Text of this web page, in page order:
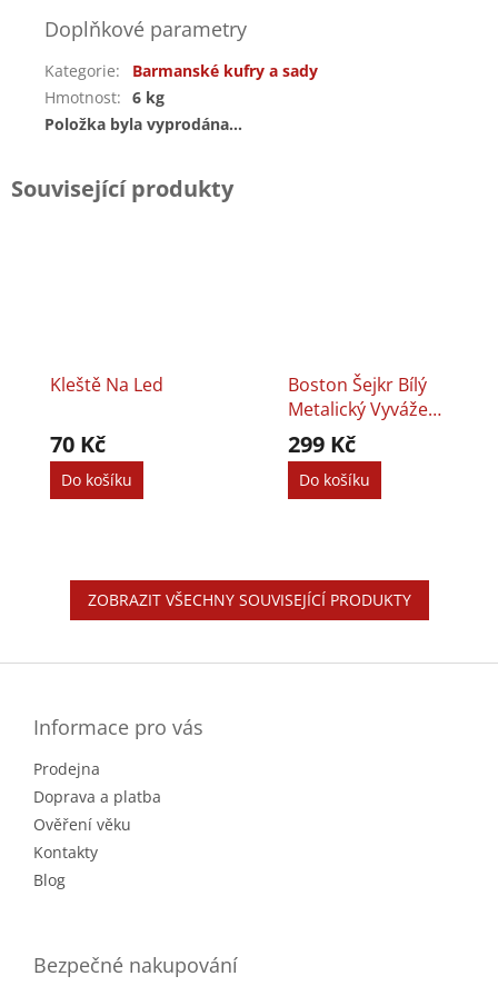
Doplňkové parametry
Kategorie:
Barmanské kufry a sady
Hmotnost: 6 kg
Položka byla vyprodána…
Související produkty
Kleště Na Led
70 Kč
Do košíku
Boston Šejkr Bílý
Metalický Vyvážený
0,8l
299 Kč
Do košíku
ZOBRAZIT VŠECHNY SOUVISEJÍCÍ PRODUKTY
Informace pro vás
Prodejna
Doprava a platba
Ověření věku
Kontakty
Blog
Bezpečné nakupování